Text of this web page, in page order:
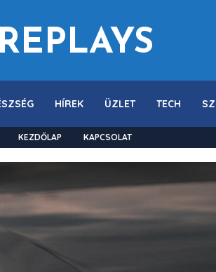
REPLAYS
HÍREK ÜZLET TECH
KEZDŐLAP KAPCSOLAT